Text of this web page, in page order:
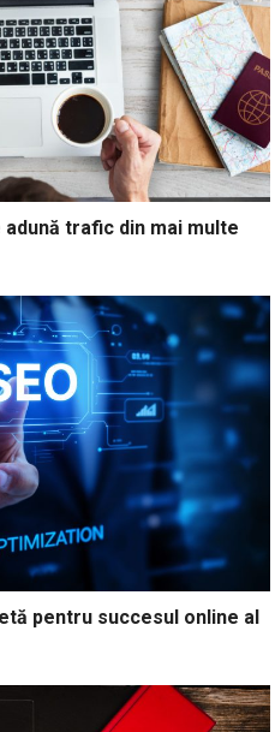
trafic din mai multe
pentru succesul online al